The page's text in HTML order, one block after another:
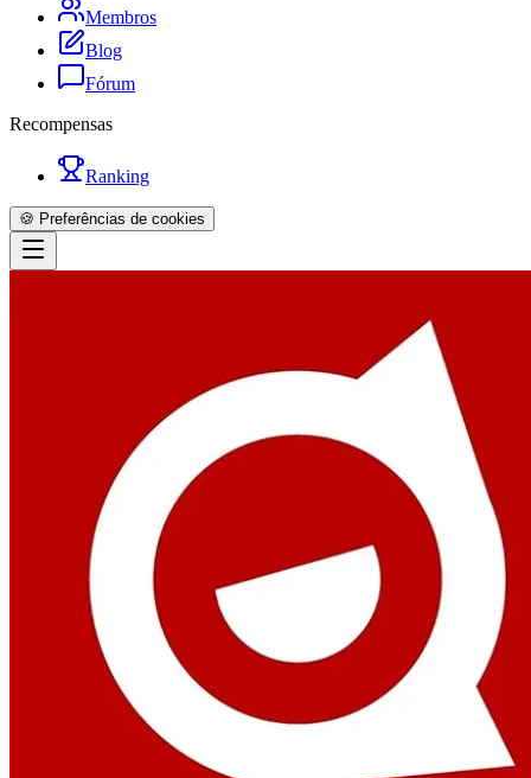
Membros
Blog
Fórum
Recompensas
Ranking
🍪 Preferências de cookies